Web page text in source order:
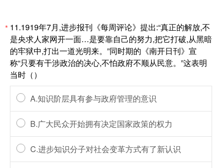
* 11.1919年7月,进步报刊《每周评论》提出:“真正的解放,不
是央求人家网开一面…是要靠自己的努力,把它打破,从黑暗
的牢狱中,打出一道光明来。”同时期的《南开日刊》宣
称“只要有干涉政治的决心,不怕政府不顺从民意。”这表明
当时（）
A.知识阶层具有参与政府管理的意识
B.广大民众开始拥有决定国家政策的权力
C.进步知识分子对社会变革方式有了新认识